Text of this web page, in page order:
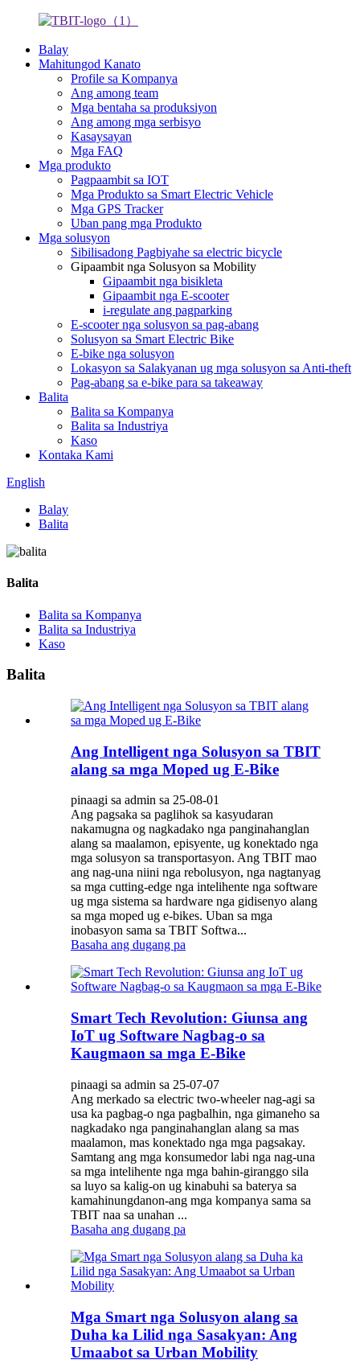
Balay
Mahitungod Kanato
Profile sa Kompanya
Ang among team
Mga bentaha sa produksiyon
Ang among mga serbisyo
Kasaysayan
Mga FAQ
Mga produkto
Pagpaambit sa IOT
Mga Produkto sa Smart Electric Vehicle
Mga GPS Tracker
Uban pang mga Produkto
Mga solusyon
Sibilisadong Pagbiyahe sa electric bicycle
Gipaambit nga Solusyon sa Mobility
Gipaambit nga bisikleta
Gipaambit nga E-scooter
i-regulate ang pagparking
E-scooter nga solusyon sa pag-abang
Solusyon sa Smart Electric Bike
E-bike nga solusyon
Lokasyon sa Salakyanan ug mga solusyon sa Anti-theft
Pag-abang sa e-bike para sa takeaway
Balita
Balita sa Kompanya
Balita sa Industriya
Kaso
Kontaka Kami
English
Balay
Balita
Balita
Balita sa Kompanya
Balita sa Industriya
Kaso
Balita
Ang Intelligent nga Solusyon sa TBIT
alang sa mga Moped ug E-Bike
pinaagi sa admin sa 25-08-01
Ang pagsaka sa paglihok sa kasyudaran
nakamugna og nagkadako nga panginahanglan
alang sa maalamon, episyente, ug konektado nga
mga solusyon sa transportasyon. Ang TBIT mao
ang nag-una niini nga rebolusyon, nga nagtanyag
sa mga cutting-edge nga intelihente nga software
ug mga sistema sa hardware nga gidisenyo alang
sa mga moped ug e-bikes. Uban sa mga
inobasyon sama sa TBIT Softwa...
Basaha ang dugang pa
Smart Tech Revolution: Giunsa ang
IoT ug Software Nagbag-o sa
Kaugmaon sa mga E-Bike
pinaagi sa admin sa 25-07-07
Ang merkado sa electric two-wheeler nag-agi sa
usa ka pagbag-o nga pagbalhin, nga gimaneho sa
nagkadako nga panginahanglan alang sa mas
maalamon, mas konektado nga mga pagsakay.
Samtang ang mga konsumedor labi nga nag-una
sa mga intelihente nga mga bahin-giranggo sila
sa luyo sa kalig-on ug kinabuhi sa baterya sa
kamahinungdanon-ang mga kompanya sama sa
TBIT naa sa unahan ...
Basaha ang dugang pa
Mga Smart nga Solusyon alang sa
Duha ka Lilid nga Sasakyan: Ang
Umaabot sa Urban Mobility